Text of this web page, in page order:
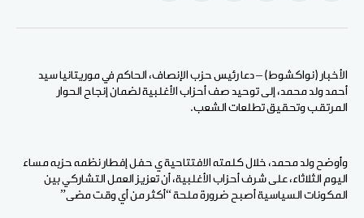
الفيسبوكPinterest
لينكد WhatsApp
الإيميل
الأخبار (نواكشوط) – دعا رئيس حزب الإنصاف، الحاكم في موريتانيا سيد
أحمد ولد محمد، إلى توحيد صف أحزاب الأغلبية لضمان إنجاح الحوار
المرتقب وتحقيق تطلعات الشعب.
وأوضح ولد محمد، خلال كلمته الافتتاحية ي حفل إفطار نظمه حزبه مساء
اليوم الثلاثاء، على شرف أحزاب الأغلبية، أن تعزيز العمل التشاركي بين
المكونات السياسية أصبح ضرورة ملحة “أكثر من أي وقت مضى”